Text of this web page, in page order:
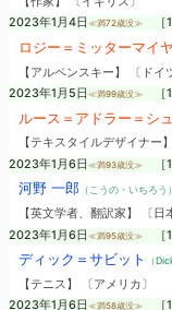
2023年1月4日 ≪満72歳没≫ ［
ロジー＝ミッターマイ
【アルペンスキー】 〔ドイ
2023年1月5日 ≪満99歳没≫ ［
ルース＝アドラー＝シ
【テキスタイルデザイナー
2023年1月6日 ≪満93歳没≫ ［
河野 一郎（こうの・いちろう）
【英文学者、翻訳家】 〔日
2023年1月6日 ≪満95歳没≫ ［
ディック＝サビット （
【テニス】 〔アメリカ〕
2023年1月6日 ≪満58歳没≫ ［